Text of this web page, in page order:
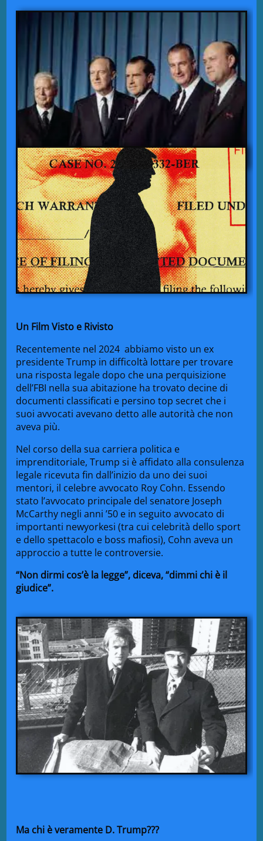
Un Film Visto e Rivisto
Recentemente nel 2024 abbiamo visto un ex
presidente Trump in difficoltà lottare per trovare
una risposta legale dopo che una perquisizione
dell’FBI nella sua abitazione ha trovato decine di
documenti classificati e persino top secret che i
suoi avvocati avevano detto alle autorità che non
aveva più.
Nel corso della sua carriera politica e
imprenditoriale, Trump si è affidato alla consulenza
legale ricevuta fin dall’inizio da uno dei suoi
mentori, il celebre avvocato Roy Cohn. Essendo
stato l’avvocato principale del senatore Joseph
McCarthy negli anni ’50 e in seguito avvocato di
importanti newyorkesi (tra cui celebrità dello sport
e dello spettacolo e boss mafiosi), Cohn aveva un
approccio a tutte le controversie.
“Non dirmi cos’è la legge”, diceva, “dimmi chi è il
giudice”.
Ma chi è veramente D. Trump???